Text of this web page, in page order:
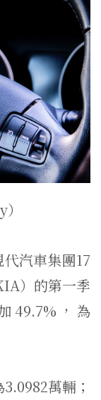
汽車集團17
）的第一季
49.7%，為
萬輛；